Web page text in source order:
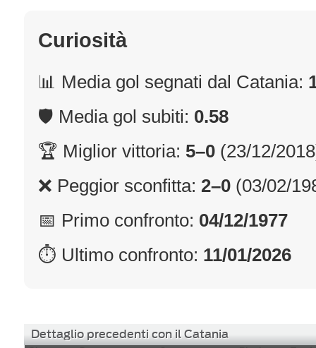
Curiosità
📊 Media gol segnati dal Catania:
🛡 Media gol subiti: 0.58
🏆 Miglior vittoria: 5–0 (23/12/
❌ Peggior sconfitta: 2–0 (03/02/
📅 Primo confronto: 04/12/1977
⏱ Ultimo confronto: 11/01/2026
Dettaglio precedenti con il Catania